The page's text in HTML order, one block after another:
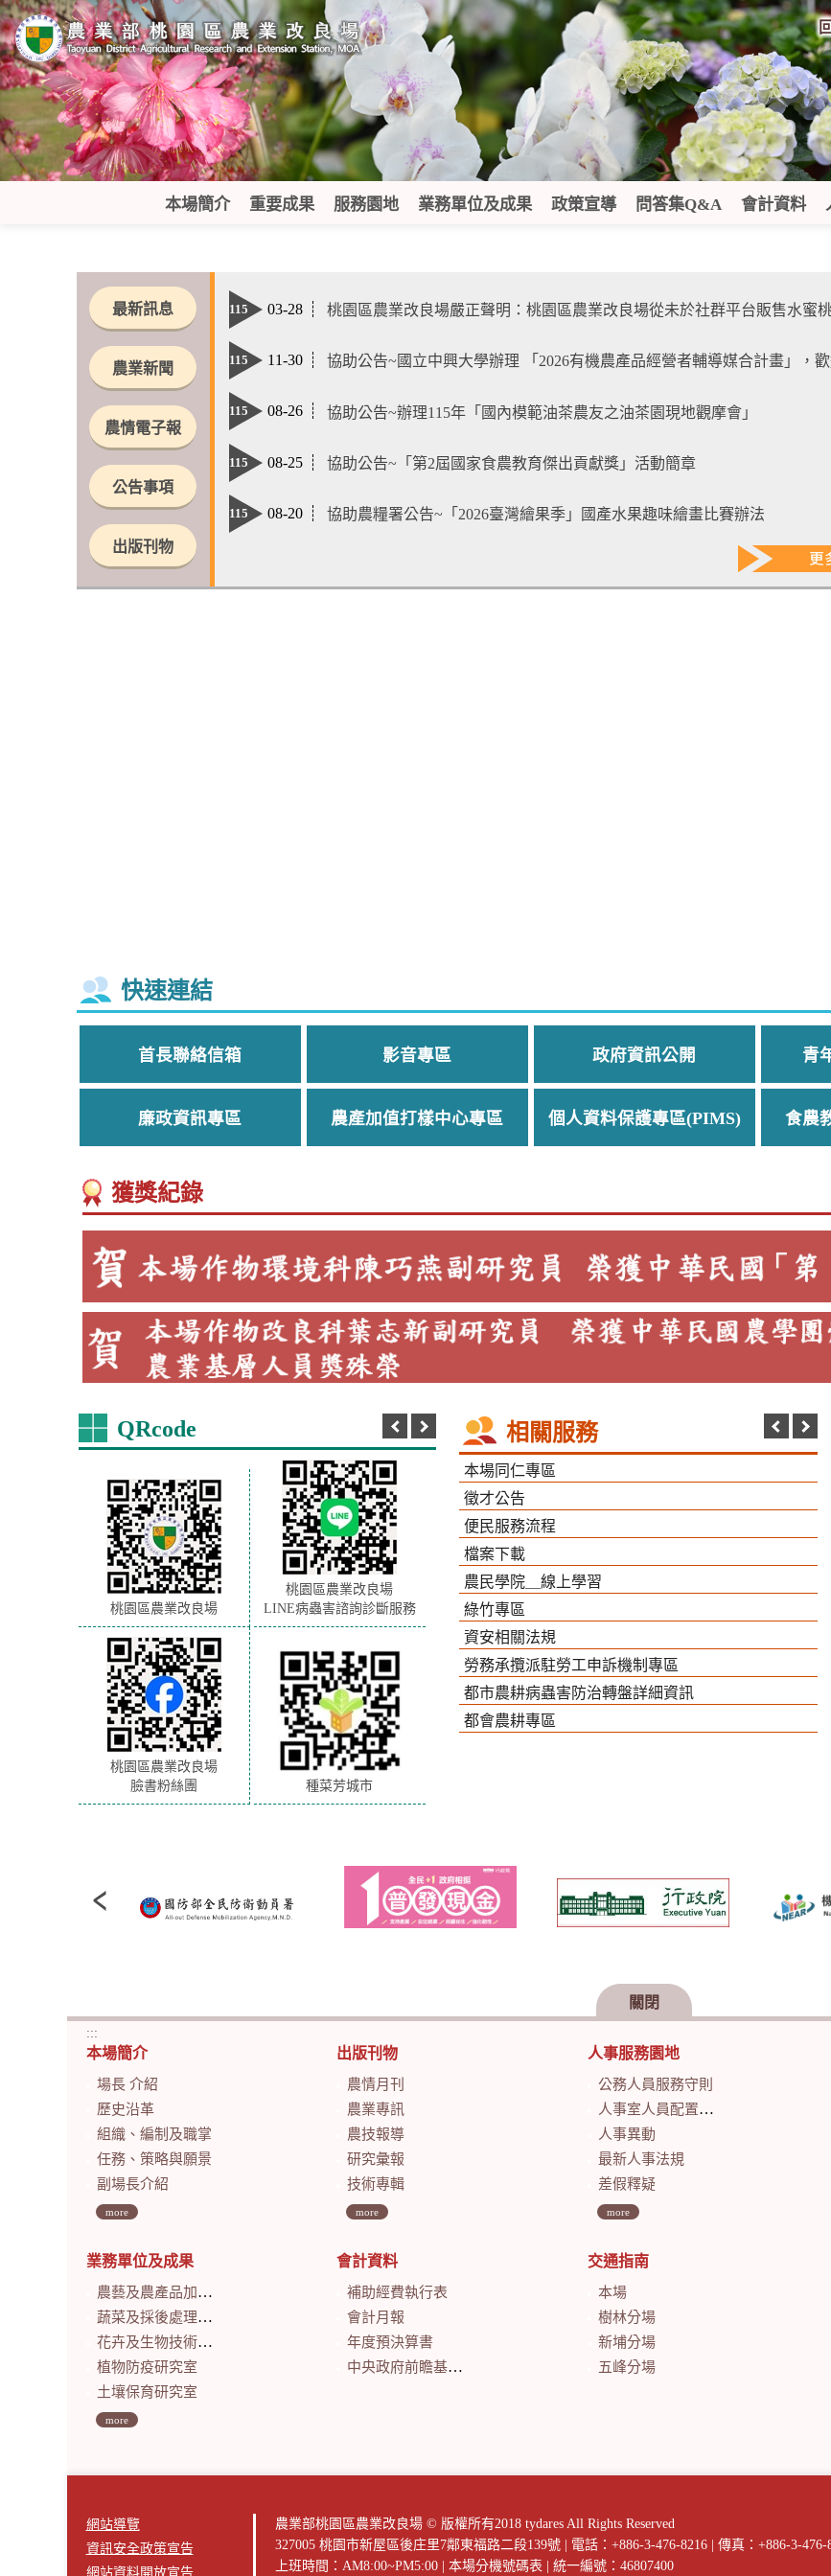
跳
到
主
要
內
容
區
塊
:::
本場簡介 重要成果 服務園地 業務單位及成果 政策宣導 問答集Q&A 會計資料
最新訊息
農業新聞
農情電子報
公告事項
出版刊物
115 03-28 桃園區農業改良場嚴正聲明：桃園區農業改良場從未於社群平台販售水蜜桃或其他農產品，請民眾提高警覺，慎
115 11-30 協助公告~國立中興大學辦理 「2026有機農產品經營者輔導媒合計畫」，歡迎報
115 08-26 協助公告~辦理115年「國內模範油茶農友之油茶園現地觀摩會」
115 08-25 協助公告~「第2屆國家食農教育傑出貢獻獎」活動簡章
115 08-20 協助農糧署公告~「2026臺灣繪果季」國產水果趣味繪畫比賽辦法
快速連結
首長聯絡信箱 影音專區 政府資訊公開 青
廉政資訊專區 農產加值打樣中心專區 個人資料保護專區(PIMS) 食農
獲獎紀錄
QRcode
桃園區農業改良場
桃園區農業改良場
LINE病蟲害諮詢診斷服務
桃園區農業改良場
臉書粉絲團
種菜芳城市
相關服務
本場同仁專區
徵才公告
便民服務流程
檔案下載
農民學院＿線上學習
綠竹專區
資安相關法規
勞務承攬派駐勞工申訴機制專區
都市農耕病蟲害防治轉盤詳細資訊
都會農耕專區
關閉
:::
本場簡介
場長 介紹
歷史沿革
組織、編制及職掌
任務、策略與願景
副場長介紹
more
業務單位及成果
農藝及農產品加工研究室
蔬菜及採後處理研究室
花卉及生物技術研究室
植物防疫研究室
土壤保育研究室
more
出版刊物
農情月刊
農業專訊
農技報導
研究彙報
技術專輯
more
會計資料
補助經費執行表
會計月報
年度預決算書
中央政府前瞻基礎建設計畫特別預算會計月報
人事服務園地
公務人員服務守則
人事室人員配置及業務職掌
人事異動
最新人事法規
差假釋疑
more
交通指南
本場
樹林分場
新埔分場
五峰分場
網站導覽
資訊安全政策宣告
網站資料開放宣告
農業部桃園區農業改良場 © 版權所有2018 tydares All Rights Reserved
327005 桃園市新屋區後庄里7鄰東福路二段139號
電話：+886-3-476-8216
傳真：+886-3-476-
上班時間：AM8:00~PM5:00
本場分機號碼表 統一編號：46807400